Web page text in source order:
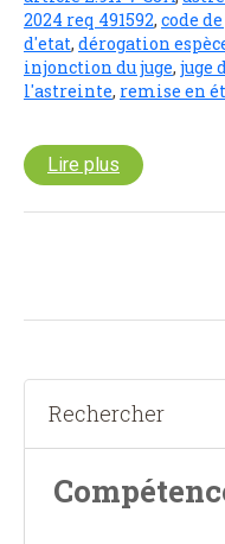
2024 req 491592, code
d'etat, dérogation
injonction du juge, juge
l'astreinte, remise en
Lire plus